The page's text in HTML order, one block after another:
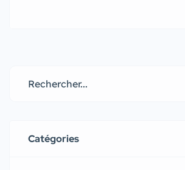
grâce à Annoncify, la plateforme
Trouver un prestataire local : le
Catégories